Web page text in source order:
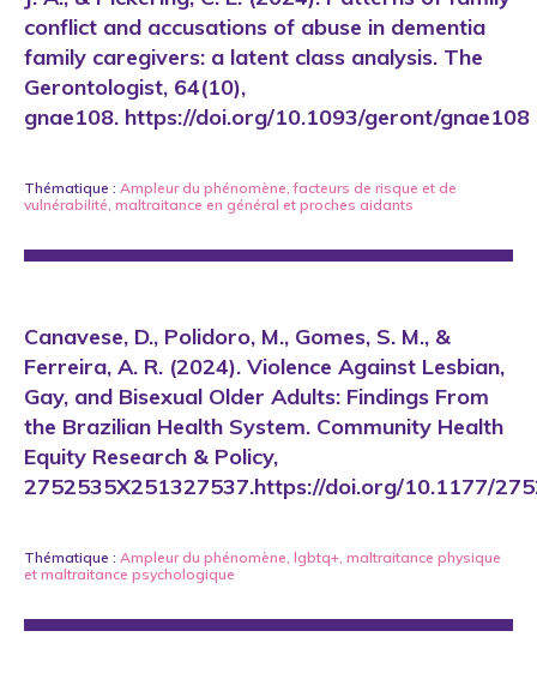
conflict and accusations of abuse in dementia
family caregivers: a latent class analysis. The
Gerontologist, 64(10),
gnae108. https://doi.org/10.1093/geront/gnae108
Thématique : Ampleur du phénomène,facteurs de risque et de
vulnérabilité, maltraitance en général et proches aidants
Canavese, D., Polidoro, M., Gomes, S. M., &
Ferreira, A. R. (2024). Violence Against Lesbian,
Gay, and Bisexual Older Adults: Findings From
the Brazilian Health System. Community Health
Equity Research & Policy,
2752535X251327537.https://doi.org/10.1177/
Thématique : Ampleur du phénomène, lgbtq+, maltraitance physique
et maltraitance psychologique